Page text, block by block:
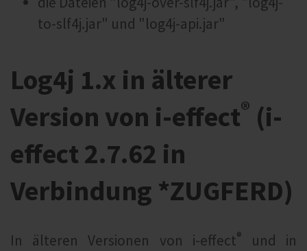
to-slf4j.jar" und "log4j-api.jar"
Log4j 1.x in älterer
Version von i‑effect® (i-
effect 2.7.62 in
Verbindung *ZUGFERD)
In älteren Versionen von i‑effect®
und in